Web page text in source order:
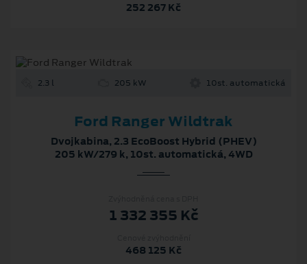
252 267 Kč
2.3 l 205 kW 10st. automatická
Ford Ranger Wildtrak
Dvojkabina, 2.3 EcoBoost Hybrid (PHEV)
205 kW/279 k, 10st. automatická, 4WD
1 332 355 Kč
468 125 Kč